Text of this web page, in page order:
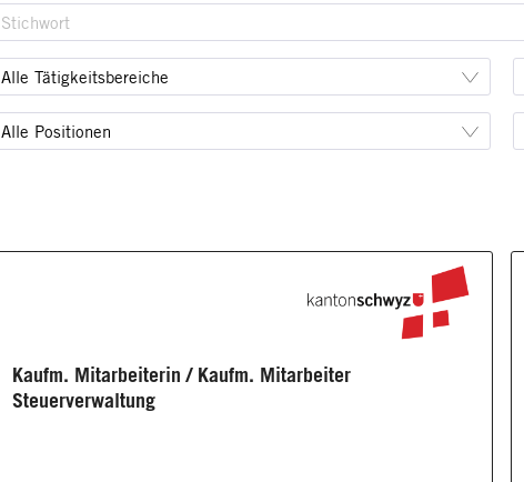
Alle Tätigkeitsbereiche
Alle Positionen
Kaufm. Mitarbeiterin / Kaufm. Mitarbeiter
Steuerverwaltung